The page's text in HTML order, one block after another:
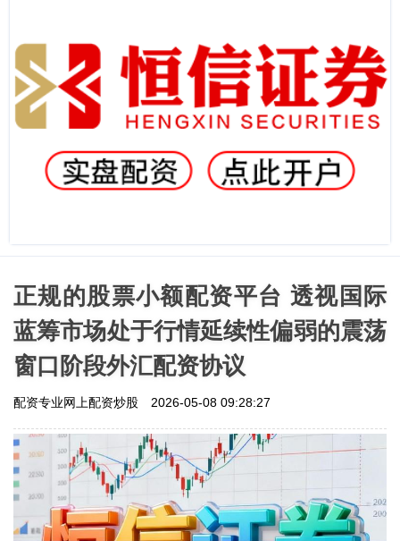
正规的股票小额配资平台 透视国际
蓝筹市场处于行情延续性偏弱的震荡
窗口阶段外汇配资协议
配资专业网上配资炒股 2026-05-08 09:28:27